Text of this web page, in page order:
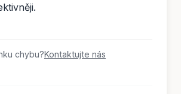
chybu?Kontaktujte nás